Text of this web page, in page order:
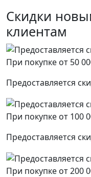
Скидки
клиентам
При покупке от 50
Предоставляется
При покупке от 100
Предоставляется
При покупке от 200